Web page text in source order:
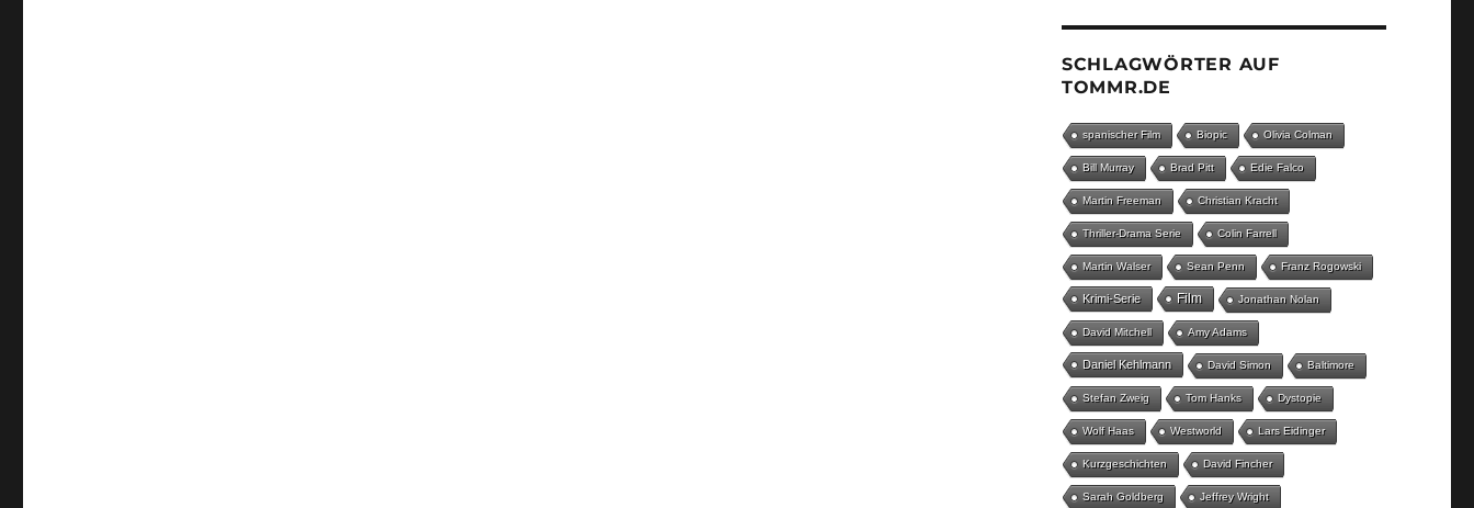
SCHLAGWÖRTER AUF
TOMMR.DE
spanischer Film Biopic Olivia Colman
Bill Murray Brad Pitt Edie Falco
Martin Freeman Christian Kracht
Thriller-Drama Serie Colin Farrell
Martin Walser Sean Penn Franz Rogowski
Krimi-Serie Film Jonathan Nolan
David Mitchell Amy Adams
Daniel Kehlmann David Simon Baltimore
Stefan Zweig Tom Hanks Dystopie
Wolf Haas Westworld Lars Eidinger
Kurzgeschichten David Fincher
Sarah Goldberg Jeffrey Wright